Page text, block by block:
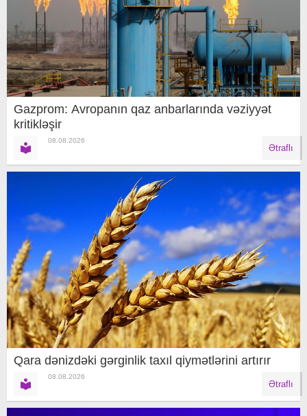
Gazprom: Avropanın qaz anbarlarında vəziyyət
kritikləşir
08.08.2026
Ətraflı
Qara dənizdəki gərginlik taxıl qiymətlərini artırır
08.08.2026
Ətraflı